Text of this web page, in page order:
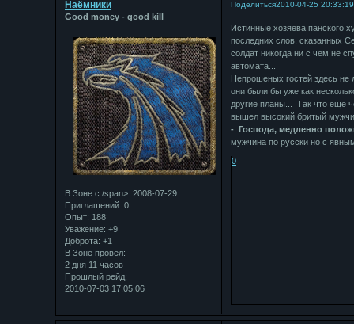
Поделиться2010-04-25 20:33:19
Наёмники
Good money - good kill
В Зоне с:/span>: 2008-07-29
Приглашений: 0
Опыт: 188
Уважение: +9
Доброта: +1
В Зоне провёл:
2 дня 11 часов
Прошлый рейд:
2010-07-03 17:05:06
Истинные хозяева панского
последних слов, сказанных
солдат никогда ни с чем не
автомата...
Непрошеных гостей здесь не
они были бы уже как
другие планы... Так что ещё
вышел высокий бритый
- Господа, медленно
мужчина по русски но с
0